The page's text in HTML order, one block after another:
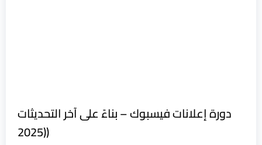
دورة إعلانات فيسبوك – بناءً على آخر التحديثات
(2025)